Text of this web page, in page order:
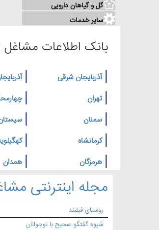
گل و گیاهان دارویی
سایر خدمات
بانک اطلاعات مشاغل
آذربایجان شرقی
تهران
سمنان
کرمانشاه
هرمزگان
همدان
مجله اینترنتی
روستای فیلبند
شیوه گفتگو صحیح با نوجوانان